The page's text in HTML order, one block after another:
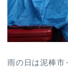
雨の日は泥棒市